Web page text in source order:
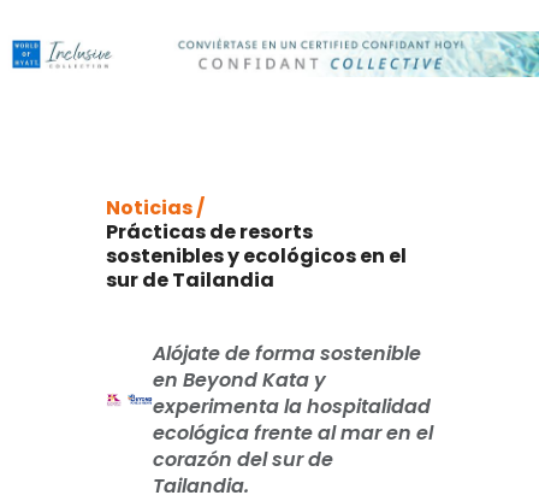
Noticias /
Prácticas de resorts
sostenibles y ecológicos en el
sur de Tailandia
Alójate de forma sostenible
en Beyond Kata y
experimenta la hospitalidad
ecológica frente al mar en el
corazón del sur de
Tailandia.